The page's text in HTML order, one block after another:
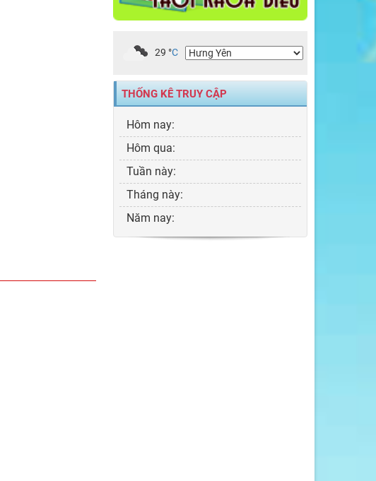
29 °C
THỐNG KÊ TRUY CẬP
Hôm nay:
Hôm qua:
Tuần này:
Tháng này:
Năm nay: